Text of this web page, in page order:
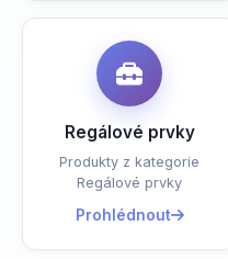
Regálové prvky
Produkty z kategorie
Regálové prvky
Prohlédnout